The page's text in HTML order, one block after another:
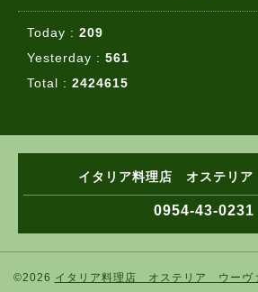
Today : 209
Yesterday : 561
Total : 2424615
イタリア料理店 オステリ
0954-43-0231
©2026 イタリア料理店 オステリア ウーヴ